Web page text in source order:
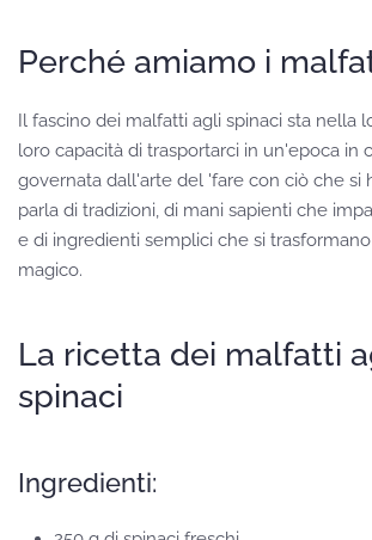
Perché amiamo i
Il fascino dei malfatti agli spinaci sta nella
loro capacità di trasportarci in un'epoca in
governata dall'arte del 'fare con ciò che si
parla di tradizioni, di mani sapienti che
e di ingredienti semplici che si
magico.
La ricetta dei malfatti
spinaci
Ingredienti: